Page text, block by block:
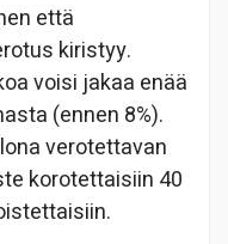
että
kiristyy.
voisi jakaa enää
(ennen 8%).
verotettavan
korotettaisiin 40